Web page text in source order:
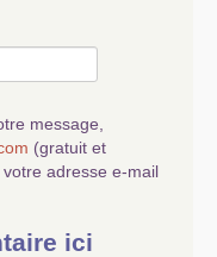
message,
(gratuit et
votre adresse e-mail
ici